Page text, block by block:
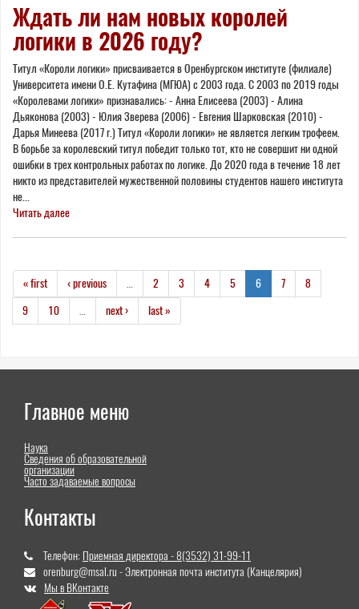
Ждать ли нам новых королей
логики в 2026 году?
Титул «Короли логики» присваивается в Оренбургском институте (филиале)
Университета имени О.Е. Кутафина (МГЮА) с 2003 года. С 2003 по 2019 годы
«Королевами логики» признавались: - Анна Елисеева (2003) - Алина
Дьяконова (2003) - Юлия Зверева (2006) - Евгения Шарковская (2010) -
Дарья Минеева (2017 г.) Титул «Короли логики» не является легким трофеем.
В борьбе за королевский титул победит только тот, кто не совершит ни одной
ошибки в трех контрольных работах по логике. До 2020 года в течение 18 лет
никто из представителей мужественной половины студентов нашего института
не...
Читать далее
« first ‹ previous 2 3 4 5 6 7
8
9
10 next › last »
Главное меню
Наука
Сведения об образовательной
организации
Часто задаваемые вопросы
Контакты
Телефон: Приемная директора - 8(3532) 31-99-11
orenburg@msal.ru - Электронная почта института (Канцелярия)
Мы в ВКонтакте